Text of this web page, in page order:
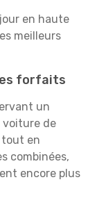
en haute
meilleurs
forfaits
un
de
tout en
combinées,
encore plus